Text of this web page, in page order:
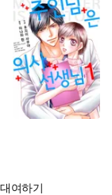
이
동
대여하기